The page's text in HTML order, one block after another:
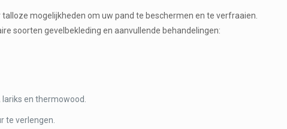
mogelijkheden om uw pand te beschermen en te verfraaien.
soorten gevelbekleding en aanvullende behandelingen:
en thermowood.
te verlengen.